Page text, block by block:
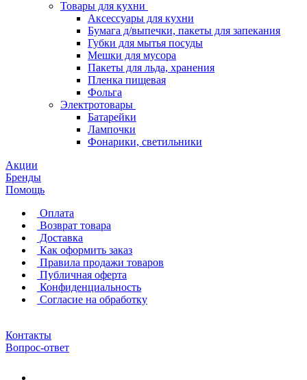
Товары для кухни
Аксессуары для кухни
Бумага д/выпечки, пакеты для запекания
Губки для мытья посуды
Мешки для мусора
Пакеты для льда, хранения
Пленка пищевая
Фольга
Электротовары
Батарейки
Лампочки
Фонарики, светильники
Акции
Бренды
Помощь
Оплата
Возврат товара
Доставка
Как оформить заказ
Правила продажи товаров
Публичная оферта
Конфиденциальность
Согласие на обработку
Контакты
Вопрос-ответ